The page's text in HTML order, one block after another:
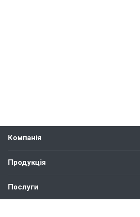
Компанія
Продукція
Послуги